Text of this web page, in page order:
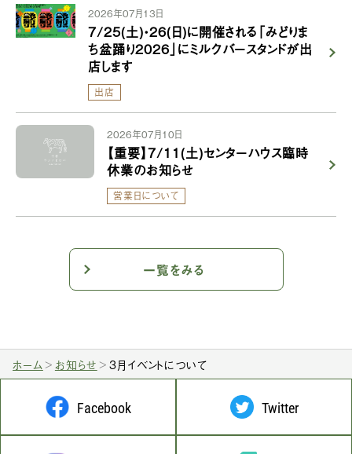
2026年07月13日
7/25(土)・26(日)に開催される「みどりま
ち盆踊り2026」にミルクバースタンドが出
店します
出店
2026年07月10日
【重要】7/11(土)センターハウス臨時
休業のお知らせ
営業日について
一覧をみる
ホーム お知らせ 3月イベントについて
Facebook Twitter